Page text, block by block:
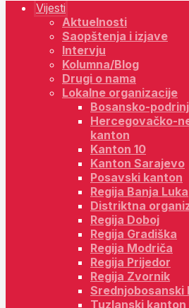
Vijesti
Aktuelnosti
Saopštenja i izjave
Intervju
Kolumna/Blog
Drugi o nama
Lokalne organizacije
Bosansko-
Hercegovačko-
kanton
Kanton 10
Kanton Sarajevo
Posavski kanton
Regija Banja Luka
Distriktna
Regija Doboj
Regija Gradiška
Regija Modriča
Regija Prijedor
Regija Zvornik
Srednjobosanski
Tuzlanski kanton